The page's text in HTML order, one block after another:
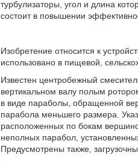
турбулизаторы, угол и длина
состоит в повышении
Изобретение относится к
использовано в пищевой,
Известен центробежный
вертикальном валу полым
в виде параболы, обращенной
парабола меньшего размера.
расположенных по бокам
неполных парабол,
Предусмотрены также,